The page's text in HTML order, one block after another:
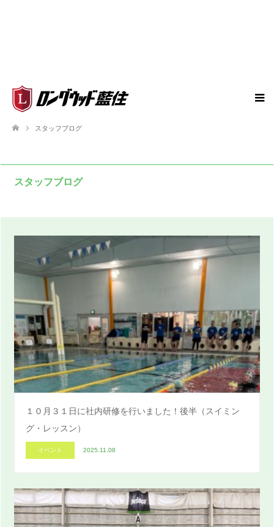
スタッフブログ
スタッフブログ
１０月３１日に社内研修を行いました！後半（スイミン
グ・レッスン）
イベント 2025.11.08